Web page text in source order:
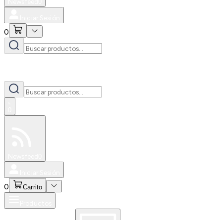
0
0 Carrito